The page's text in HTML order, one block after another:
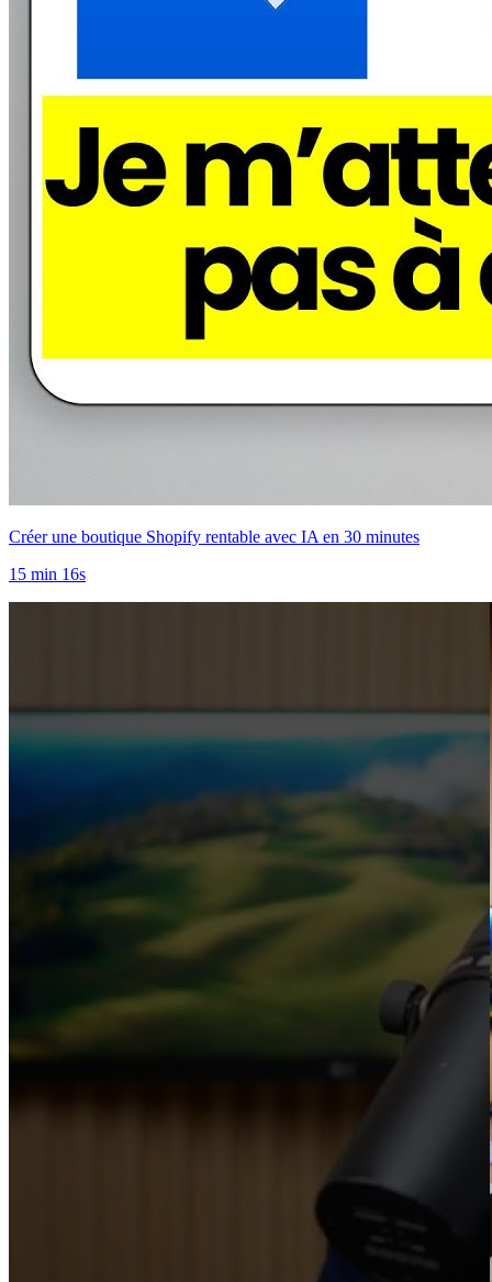
Créer une boutique Shopify rentable avec IA en 30 minutes
15 min 16s